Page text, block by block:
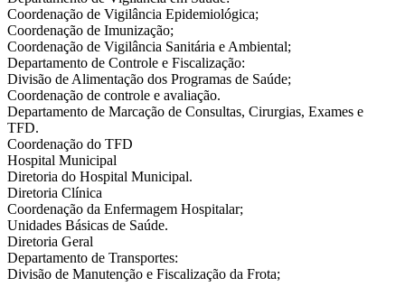
Coordenação de Vigilância Epidemiológica;
Coordenação de Imunização;
Coordenação de Vigilância Sanitária e Ambiental;
Departamento de Controle e Fiscalização:
Divisão de Alimentação dos Programas de Saúde;
Coordenação de controle e avaliação.
Departamento de Marcação de Consultas, Cirurgias, Exames e
TFD.
Coordenação do TFD
Hospital Municipal
Diretoria do Hospital Municipal.
Diretoria Clínica
Coordenação da Enfermagem Hospitalar;
Unidades Básicas de Saúde.
Diretoria Geral
Departamento de Transportes:
Divisão de Manutenção e Fiscalização da Frota;